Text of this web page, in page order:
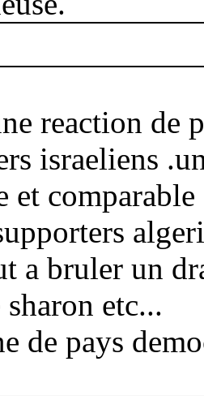
reaction de
israeliens
et
a bruler un
etc...
de pays